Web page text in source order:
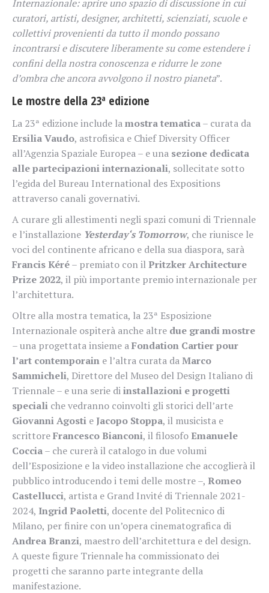
Internazionale: aprire uno spazio di discussione in cui
curatori, artisti, designer, architetti, scienziati, scuole e
collettivi provenienti da tutto il mondo possano
incontrarsi e discutere liberamente su come estendere i
confini della nostra conoscenza e ridurre le zone
d’ombra che ancora avvolgono il nostro pianeta”.
Le mostre della 23ª edizione
La 23ª edizione include lamostra tematica– curata da
Ersilia Vaudo, astrofisica e Chief Diversity Officer
all’Agenzia Spaziale Europea – e una sezione dedicata
alle partecipazioni internazionali, sollecitate sotto
l’egida del Bureau International des Expositions
attraverso canali governativi.
A curare gli allestimenti negli spazi comuni di Triennale
e l’installazione Yesterday‘s Tomorrow, che riunisce le
voci del continente africano e della sua diaspora, sarà
Francis Kéré– premiato con ilPritzker Architecture
Prize 2022, il più importante premio internazionale per
l’architettura.
Oltre alla mostra tematica, la 23ª Esposizione
Internazionale ospiterà anche altre due grandi mostre
– una progettata insieme aFondation Cartier pour
l’art contemporain e l’altra curata daMarco
Sammicheli, Direttore del Museo del Design Italiano di
Triennale – e una serie diinstallazioni e progetti
speciali che vedranno coinvolti gli storici dell’arte
Giovanni Agosti eJacopo Stoppa, il musicista e
scrittoreFrancesco Bianconi, il filosofoEmanuele
Coccia– che curerà il catalogo in due volumi
dell’Esposizione e la video installazione che accoglierà il
pubblico introducendo i temi delle mostre –, Romeo
Castellucci, artista e Grand Invité di Triennale 2021-
2024, Ingrid Paoletti, docente del Politecnico di
Milano, per finire con un’opera cinematografica di
Andrea Branzi, maestro dell’architettura e del design.
A queste figure Triennale ha commissionato dei
progetti che saranno parte integrante della
manifestazione.